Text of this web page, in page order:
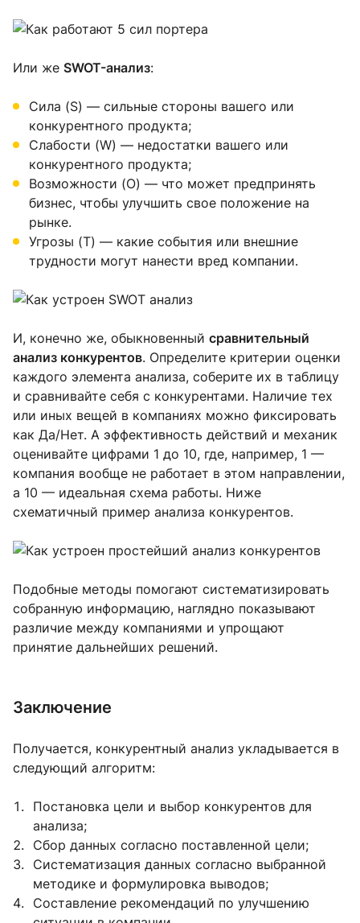
Или же SWOT-анализ:
Сила (S) — сильные стороны вашего или
конкурентного продукта;
Слабости (W) — недостатки вашего или
конкурентного продукта;
Возможности (O) — что может предпринять
бизнес, чтобы улучшить свое положение на
рынке.
Угрозы (T) — какие события или внешние
трудности могут нанести вред компании.
И, конечно же, обыкновенный сравнительный
анализ конкурентов. Определите критерии оценки
каждого элемента анализа, соберите их в таблицу
и сравнивайте себя с конкурентами. Наличие тех
или иных вещей в компаниях можно фиксировать
как Да/Нет. А эффективность действий и механик
оценивайте цифрами 1 до 10, где, например, 1 —
компания вообще не работает в этом направлении,
а 10 — идеальная схема работы. Ниже
схематичный пример анализа конкурентов.
Подобные методы помогают систематизировать
собранную информацию, наглядно показывают
различие между компаниями и упрощают
принятие дальнейших решений.
Заключение
Получается, конкурентный анализ укладывается в
следующий алгоритм:
Постановка цели и выбор конкурентов для
анализа;
Сбор данных согласно поставленной цели;
Систематизация данных согласно выбранной
методике и формулировка выводов;
Составление рекомендаций по улучшению